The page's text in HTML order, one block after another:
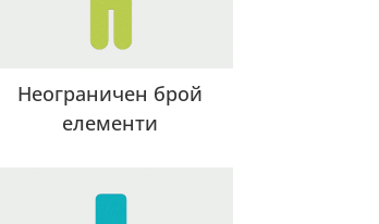
Неограничен брой
елементи